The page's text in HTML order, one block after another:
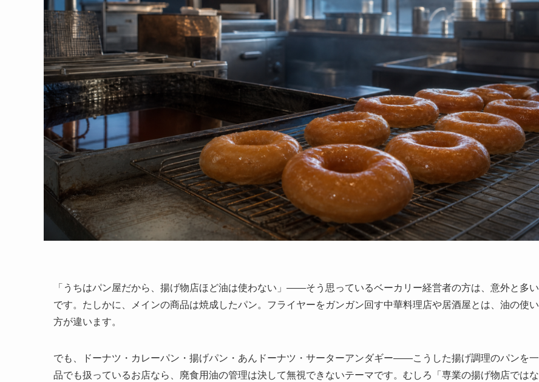
「うちはパン屋だから、揚げ物店ほど油は使わない」——そう思っているベーカリー経営者の方は、意外と多い
です。たしかに、メインの商品は焼成したパン。フライヤーをガンガン回す中華料理店や居酒屋とは、油の使い
方が違います。
でも、ドーナツ・カレーパン・揚げパン・あんドーナツ・サーターアンダギー——こうした揚げ調理のパンを一
品でも扱っているお店なら、廃食用油の管理は決して無視できないテーマです。むしろ「専業の揚げ物店ではな